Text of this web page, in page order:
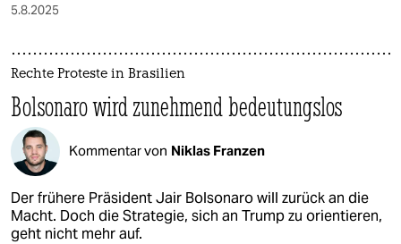
5.8.2025
Rechte Proteste in Brasilien
Bolsonaro wird zunehmend bedeutungslos
Kommentar von Niklas Franzen
Der frühere Präsident Jair Bolsonaro will zurück an die
Macht. Doch die Strategie, sich an Trump zu orientieren,
geht nicht mehr auf.